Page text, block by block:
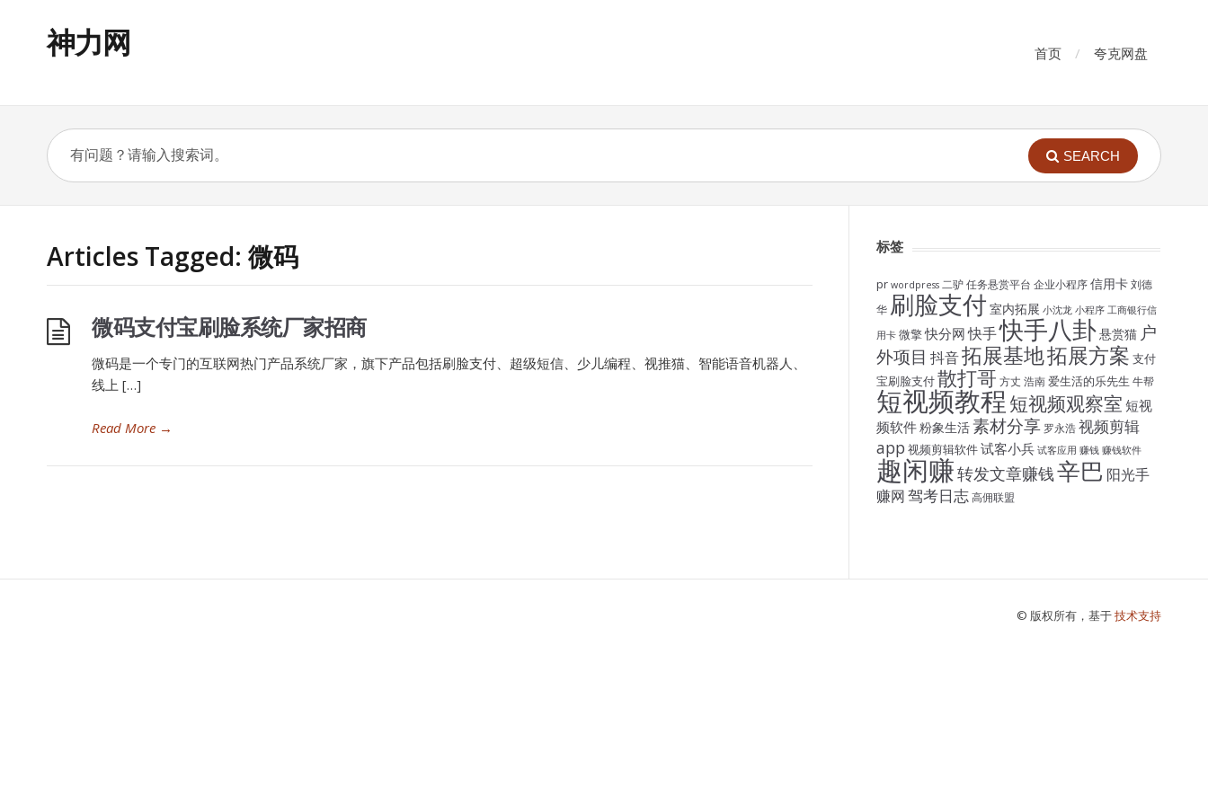
神力网 首页 夸克网盘
SEARCH
Articles Tagged: 微码
微码支付宝刷脸系统厂家招商
微码是一个专门的互联网热门产品系统厂家，旗下产品包括刷脸支付、超级短信、少儿编程、视推猫、智能语音机器人、
线上 […]
Read More →
标签
pr wordpress 二驴 任务悬赏平台 企业小程序 信用卡 刘德
华 刷脸支付 室内拓展 小沈龙 小程序 工商银行信
用卡 微擎快分网快手快手八卦悬赏猫 户
外项目 抖音拓展基地拓展方案 支付
宝刷脸支付散打哥 方丈 浩南 爱生活的乐先生 牛帮
短视频教程 短视频观察室 短视
频软件粉象生活素材分享 罗永浩 视频剪辑
app 视频剪辑软件试客小兵 试客应用 赚钱 赚钱软件
趣闲赚转发文章赚钱辛巴 阳光手
赚网驾考日志 高佣联盟
© 版权所有，基于技术支持